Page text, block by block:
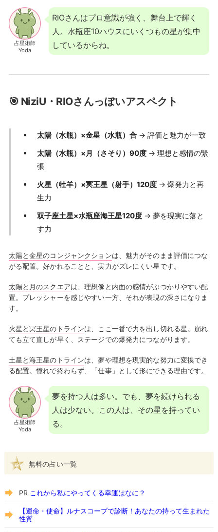
占星術師
Yoda
RIOさんはプロ意識が強く、舞台上で輝く
人。水瓶座10ハウスにいくつもの星が集中
しているからね。
🎯 NiziU・RIOさんっぽいアスペクト
太陽（水瓶）×金星（水瓶）合→ 評価と魅力が一致
太陽（水瓶）×月（さそり）90度→ 理想と感情の緊
張
火星（牡羊）×冥王星（射手）120度→ 爆発力と再
生力
双子座土星×水瓶座海王星120度→ 夢を現実に落と
す力
太陽と金星のコンジャンクションは、魅力がそのまま評価につな
がる配置。好かれることと、実力がズレにくい星です。
太陽と月のスクエアは、理想像と内面の感情がぶつかりやすい配
置。プレッシャーを感じやすい一方、それが表現の深さになりま
す。
火星と冥王星のトラインは、ここ一番で力を出し切れる星。崩れ
ても立て直しが早く、ステージでの爆発力につながります。
土星と海王星のトラインは、夢や理想を現実的な努力に変換でき
る配置。憧れで終わらず、「仕事」として形にできる理由です。
占星術師
Yoda
夢を持つ人は多い。でも、夢を続けられる
人は少ない。この人は、その星を持ってい
る。
無料の占い一覧
PR これから私にやってくる幸運はなに？
【運命・使命】ルナスコープで診断！あなたの持って生まれた
性質